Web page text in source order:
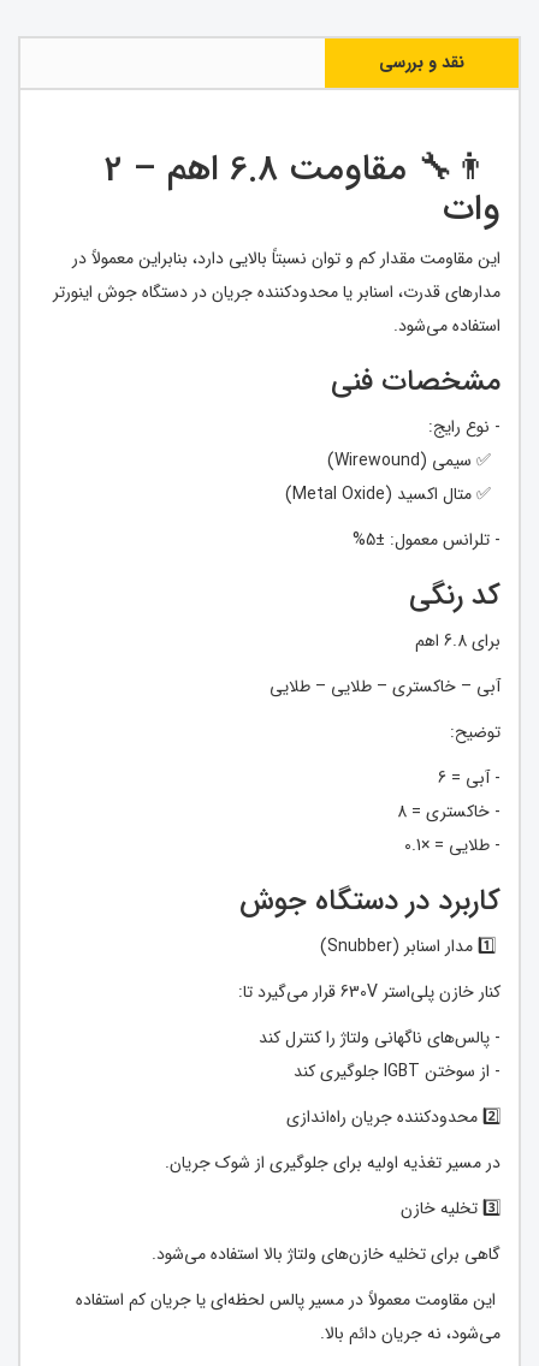
نقد و بررسی
👨‍🔧 مقاومت 6.8 اهم – 2
وات
این مقاومت مقدار کم و توان نسبتاً بالایی دارد، بنابراین معمولاً در
مدارهای قدرت، اسنابر یا محدودکننده جریان در دستگاه جوش اینورتر
استفاده می‌شود.
مشخصات فنی
- نوع رایج:
✅ سیمی (Wirewound)
✅ متال اکسید (Metal Oxide)
- تلرانس معمول: ±5%
کد رنگی
برای 6.8 اهم
آبی – خاکستری – طلایی – طلایی
توضیح:
- آبی = 6
- خاکستری = 8
- طلایی = ×0.1
کاربرد در دستگاه جوش
کنار خازن پلی‌استر 630V قرار می‌گیرد تا:
- پالس‌های ناگهانی ولتاژ را کنترل کند
- از سوختن IGBT جلوگیری کند
2️⃣ محدودکننده جریان راه‌اندازی
در مسیر تغذیه اولیه برای جلوگیری از شوک جریان.
3️⃣ تخلیه خازن
گاهی برای تخلیه خازن‌های ولتاژ بالا استفاده می‌شود.
این مقاومت معمولاً در مسیر پالس لحظه‌ای یا جریان کم استفاده
می‌شود، نه جریان دائم بالا.